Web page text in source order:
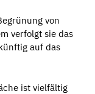
von
verfolgt sie das
auf das
ist vielfältig